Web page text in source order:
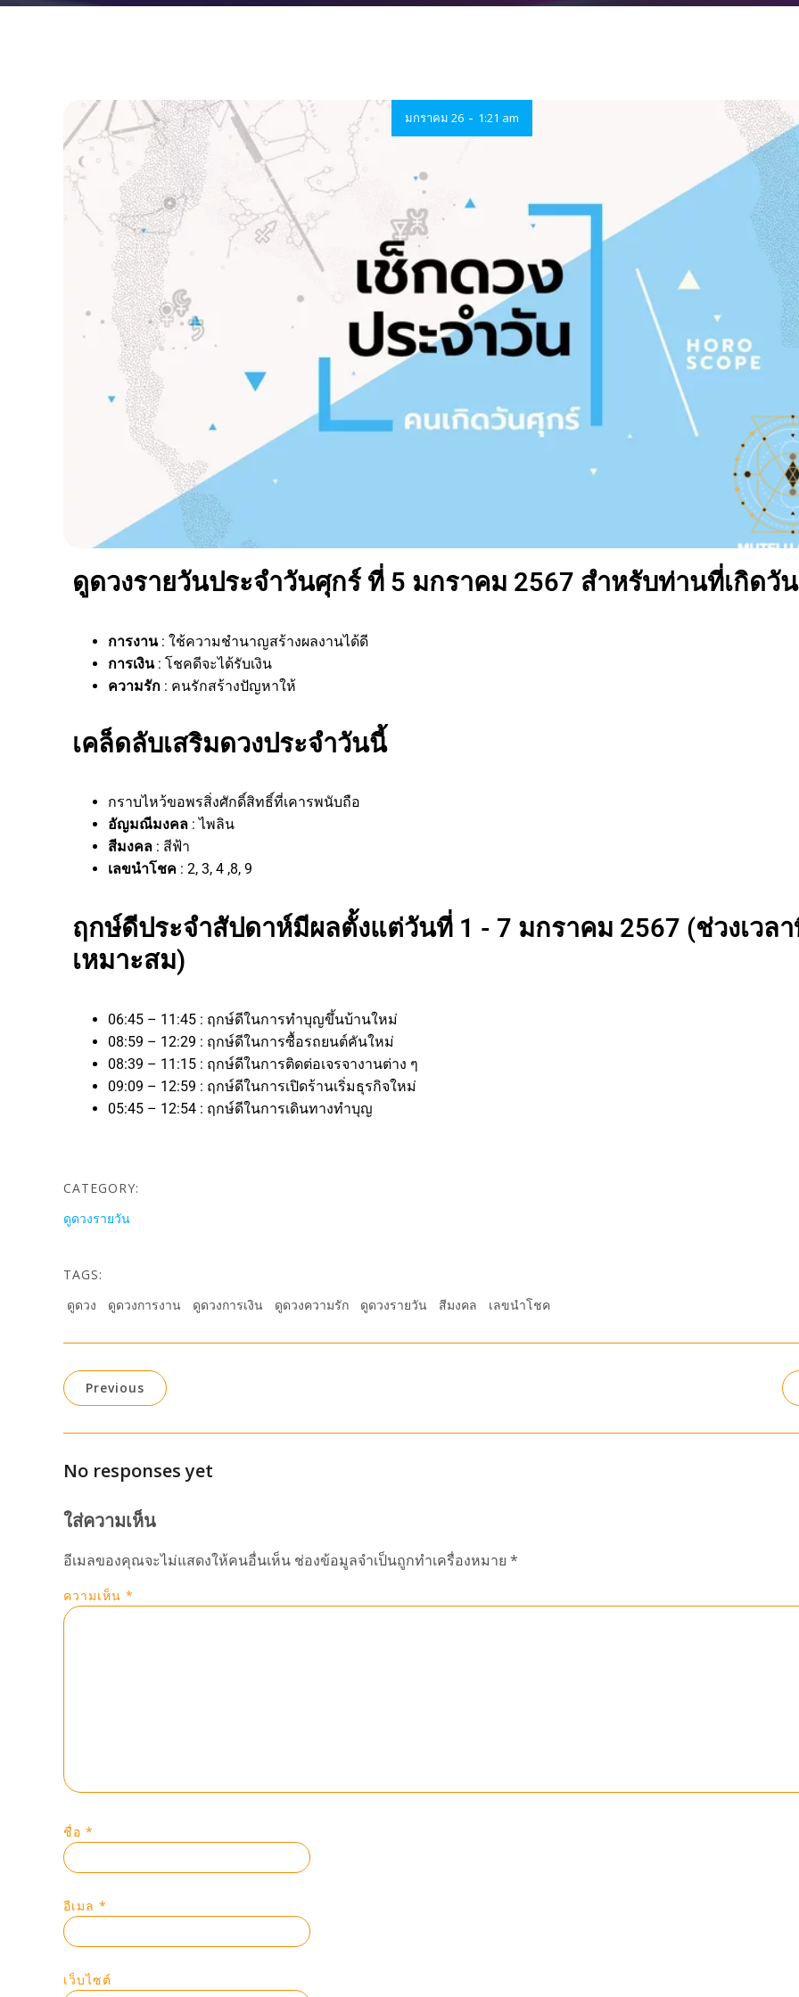
มกราคม 26 - 1:21 am
ดูดวงรายวันประจำวันศุกร์ ที่ 5 มกราคม 2567 สำหรับท่านที่เกิดวั
การงาน: ใช้ความชำนาญสร้างผลงานได้ดี
การเงิน: โชคดีจะได้รับเงิน
ความรัก : คนรักสร้างปัญหาให้
เคล็ดลับเสริมดวงประจำวันนี้
กราบไหว้ขอพรสิ่งศักดิ์สิทธิ์ที่เคารพนับถือ
อัญมณีมงคล : ไพลิน
สีมงคล : สีฟ้า
เลขนำโชค : 2, 3, 4 ,8, 9
ฤกษ์ดีประจำสัปดาห์มีผลตั้งแต่วันที่ 1 - 7 มกราคม 2567 (ช่วงเวล
เหมาะสม)
06:45 – 11:45 : ฤกษ์ดีในการทำบุญขึ้นบ้านใหม่
08:59 – 12:29 : ฤกษ์ดีในการซื้อรถยนต์คันใหม่
08:39 – 11:15 : ฤกษ์ดีในการติดต่อเจรจางานต่าง ๆ
09:09 – 12:59 : ฤกษ์ดีในการเปิดร้านเริ่มธุรกิจใหม่
05:45 – 12:54 : ฤกษ์ดีในการเดินทางทำบุญ
CATEGORY:
ดูดวงรายวัน
TAGS:
ดูดวง
ดูดวงการงาน ดูดวงการเงิน ดูดวงความรัก ดูดวงรายวัน สีมงคล เลขนำโชค
Previous
No responses yet
ใส่ความเห็น
อีเมลของคุณจะไม่แสดงให้คนอื่นเห็น ช่องข้อมูลจำเป็นถูกทำเครื่องหมาย *
ความเห็น *
ชื่อ *
อีเมล *
เว็บไซต์